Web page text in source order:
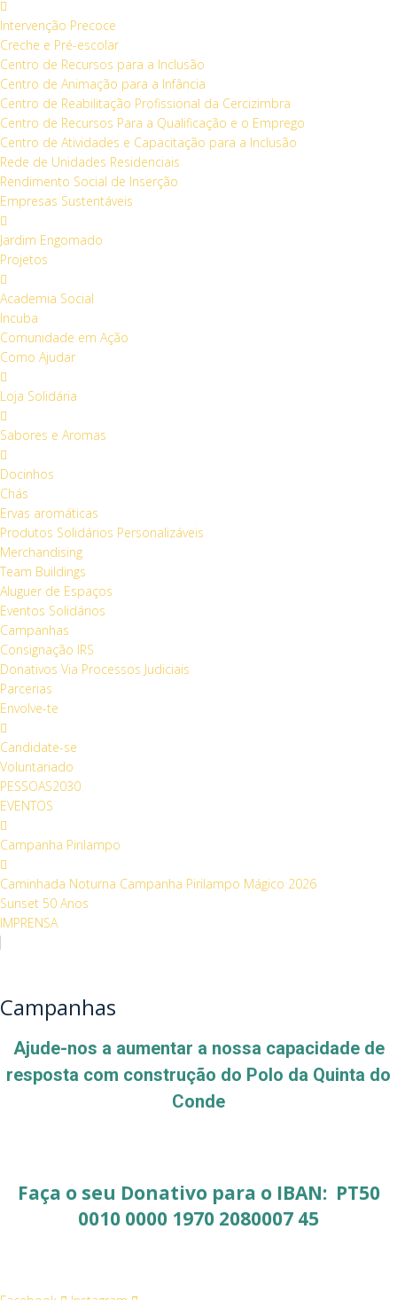
Intervenção Precoce
Creche e Pré-escolar
Centro de Recursos para a Inclusão
Centro de Animação para a Infância
Centro de Reabilitação Profissional da Cercizimbra
Centro de Recursos Para a Qualificação e o Emprego
Centro de Atividades e Capacitação para a Inclusão
Rede de Unidades Residenciais
Rendimento Social de Inserção
Empresas Sustentáveis
Jardim Engomado
Projetos
Academia Social
Incuba
Comunidade em Ação
Como Ajudar
Loja Solidária
Sabores e Aromas
Docinhos
Chás
Ervas aromáticas
Produtos Solidários Personalizáveis
Merchandising
Team Buildings
Aluguer de Espaços
Eventos Solidários
Campanhas
Consignação IRS
Donativos Via Processos Judiciais
Parcerias
Envolve-te
Candidate-se
Voluntariado
PESSOAS2030
EVENTOS
Campanha Pirilampo
Caminhada Noturna Campanha Pirilampo Mágico 2026
Sunset 50 Anos
IMPRENSA
Campanhas
Ajude-nos a aumentar a nossa capacidade de
resposta com construção do Polo da Quinta do
Conde
Faça o seu Donativo para o IBAN: PT50
0010 0000 1970 2080007 45